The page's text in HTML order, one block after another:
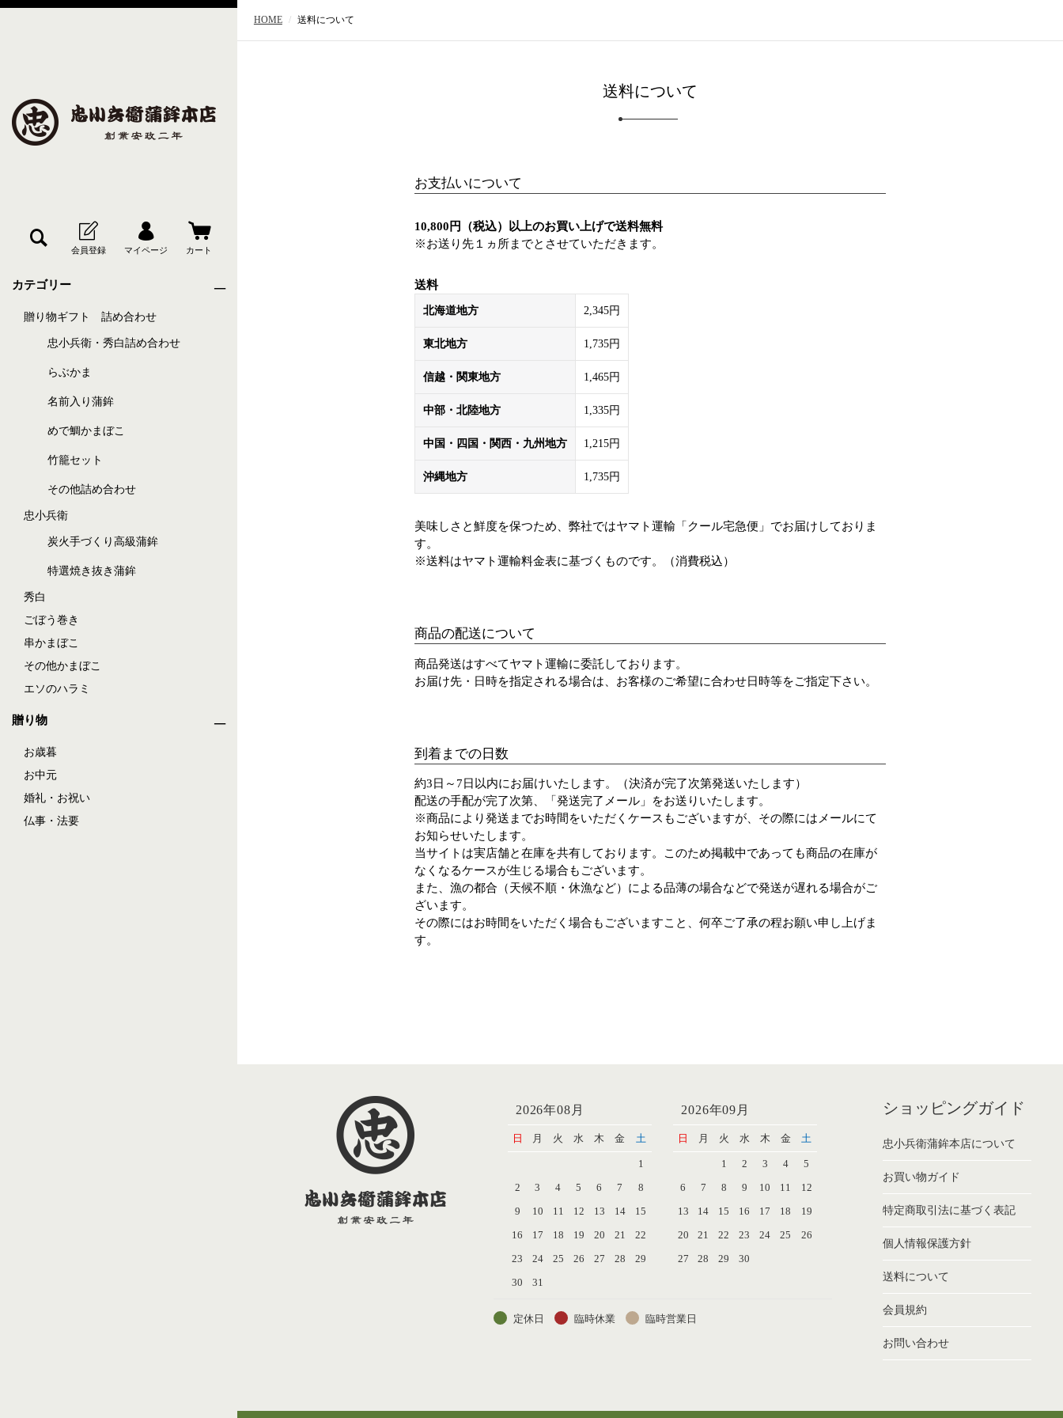
カテゴリー
贈り物ギフト 詰め合わせ
忠小兵衛・秀白詰め合わせ
らぶかま
名前入り蒲鉾
めで鯛かまぼこ
竹籠セット
その他詰め合わせ
忠小兵衛
炭火手づくり高級蒲鉾
特選焼き抜き蒲鉾
秀白
ごぼう巻き
串かまぼこ
その他かまぼこ
エソのハラミ
贈り物
お歳暮
お中元
婚礼・お祝い
仏事・法要
HOME 送料について
送料について
お支払いについて
10,800円（税込）以上のお買い上げで送料無料
※お送り先１ヵ所までとさせていただきます。
送料
北海道地方
2,345円
東北地方 1,735円
信越・関東地方 1,465円
中部・北陸地方 1,335円
中国・四国・関西・九州地方 1,215円
沖縄地方 1,735円
美味しさと鮮度を保つため、弊社ではヤマト運輸「クール宅急便」でお届けしておりま
す。
※送料はヤマト運輸料金表に基づくものです。（消費税込）
商品の配送について
商品発送はすべてヤマト運輸に委託しております。
お届け先・日時を指定される場合は、お客様のご希望に合わせ日時等をご指定下さい。
到着までの日数
約3日～7日以内にお届けいたします。（決済が完了次第発送いたします）
配送の手配が完了次第、「発送完了メール」をお送りいたします。
※商品により発送までお時間をいただくケースもございますが、その際にはメールにて
お知らせいたします。
当サイトは実店舗と在庫を共有しております。このため掲載中であっても商品の在庫が
なくなるケースが生じる場合もございます。
また、漁の都合（天候不順・休漁など）による品薄の場合などで発送が遅れる場合がご
ざいます。
その際にはお時間をいただく場合もございますこと、何卒ご了承の程お願い申し上げま
す。
2026年08月
日 月 火 水 木 金 土
1
2
3 4 5 6 7
8
9
10 11 12 13 14
15
16
17 18 19 20 21
22
23
24 25 26 27 28
29
30
31
2026年09月
日 月 火 水 木 金 土
1 2 3 4
5
6
7 8 9 10 11
12
13
14 15 16 17 18
19
20
21 22 23 24 25
26
27
28 29 30
定休日 臨時休業 臨時営業日
ショッピングガイド
忠小兵衛蒲鉾本店について
お買い物ガイド
特定商取引法に基づく表記
個人情報保護方針
送料について
会員規約
お問い合わせ